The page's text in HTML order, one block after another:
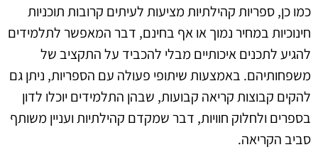
כמו כן, ספריות קהילתיות מציעות לעיתים קרובות תוכניות
חינוכיות במחיר נמוך או אף בחינם, דבר המאפשר לתלמידים
להגיע לתכנים איכותיים מבלי להכביד על התקציב של
משפחותיהם. באמצעות שיתופי פעולה עם הספריות, ניתן גם
להקים קבוצות קריאה קבועות, שבהן התלמידים יוכלו לדון
בספרים ולחלוק חוויות, דבר שמקדם קהילתיות ועניין משותף
סביב הקריאה.